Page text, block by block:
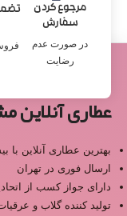
مرجوع کردن
سفارش
در صورت عدم
رضایت
عطاری
بهترین عطاری آنلاین
ارسال فوری در تهران
دارای جواز کسب از
تولید کننده گلاب و